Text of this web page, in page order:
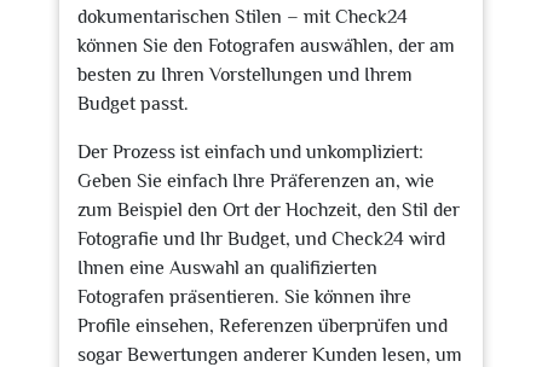
dokumentarischen Stilen – mit Check24
können Sie den Fotografen auswählen, der am
besten zu Ihren Vorstellungen und Ihrem
Budget passt.
Der Prozess ist einfach und unkompliziert:
Geben Sie einfach Ihre Präferenzen an, wie
zum Beispiel den Ort der Hochzeit, den Stil der
Fotografie und Ihr Budget, und Check24 wird
Ihnen eine Auswahl an qualifizierten
Fotografen präsentieren. Sie können ihre
Profile einsehen, Referenzen überprüfen und
sogar Bewertungen anderer Kunden lesen, um